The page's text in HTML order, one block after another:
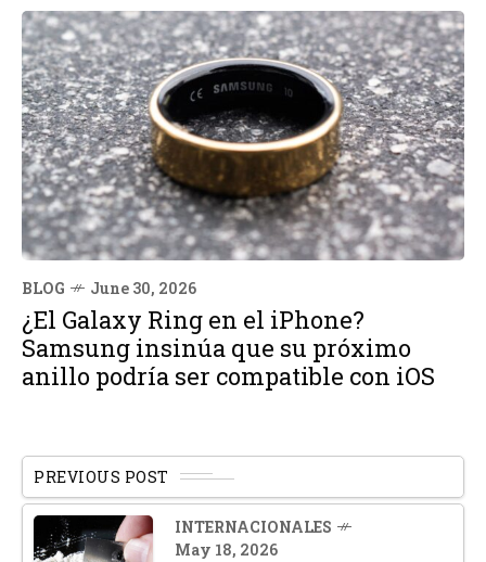
BLOG June 30, 2026
¿El Galaxy Ring en el iPhone?
Samsung insinúa que su próximo
anillo podría ser compatible con iOS
PREVIOUS POST
INTERNACIONALES
May 18, 2026